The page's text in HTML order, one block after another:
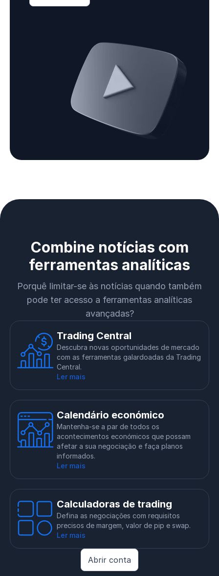
Combine notícias com
ferramentas analíticas
Porquê limitar-se às notícias quando também
pode ter acesso a ferramentas analíticas
avançadas?
Trading Central
Descubra novas oportunidades de mercado
com as ferramentas galardoadas da Trading
Central.
Ler mais
Calendário económico
Mantenha-se a par de todos os
acontecimentos económicos que possam
afetar a sua negociação e faça planos
informados.
Ler mais
Calculadoras de trading
Defina as negociações com requisitos
precisos de margem, valor de pip e swap.
Ler mais
Abrir conta